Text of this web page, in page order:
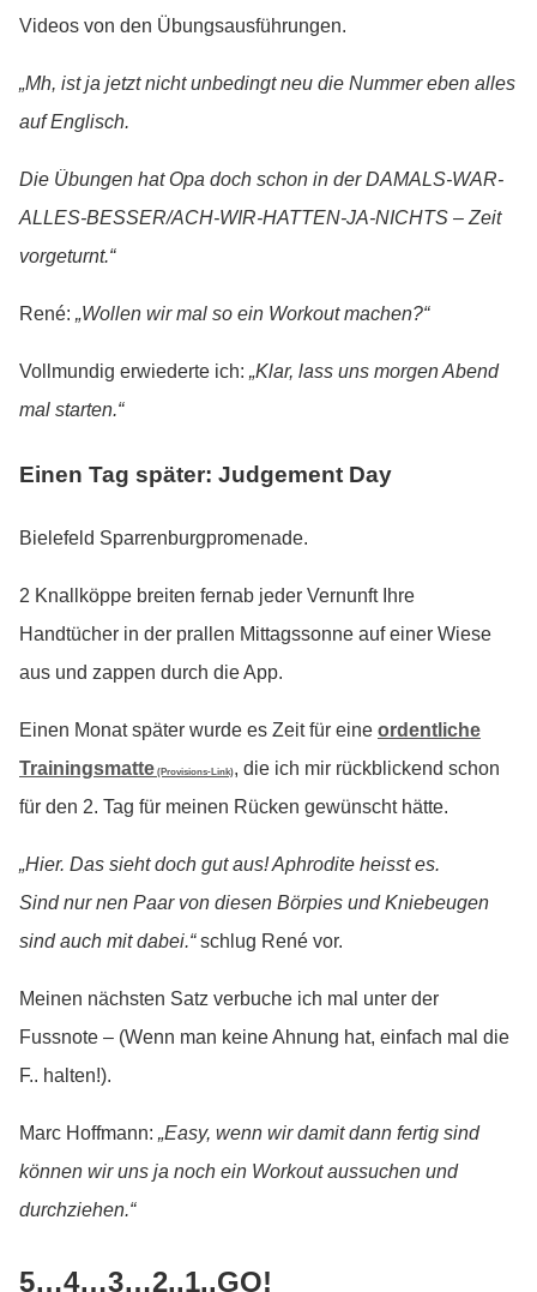
Videos von den Übungsausführungen.
„Mh, ist ja jetzt nicht unbedingt neu die Nummer eben alles
auf Englisch.
Die Übungen hat Opa doch schon in der DAMALS-WAR-
ALLES-BESSER/ACH-WIR-HATTEN-JA-NICHTS – Zeit
vorgeturnt.“
René: „Wollen wir mal so ein Workout machen?“
Vollmundig erwiederte ich: „Klar, lass uns morgen Abend
mal starten.“
Einen Tag später: Judgement Day
Bielefeld Sparrenburgpromenade.
2 Knallköppe breiten fernab jeder Vernunft Ihre
Handtücher in der prallen Mittagssonne auf einer Wiese
aus und zappen durch die App.
Einen Monat später wurde es Zeit für eine ordentliche
Trainingsmatte (Provisions-Link), die ich mir rückblickend schon
für den 2. Tag für meinen Rücken gewünscht hätte.
„Hier. Das sieht doch gut aus! Aphrodite heisst es.
Sind nur nen Paar von diesen Börpies und Kniebeugen
sind auch mit dabei.“schlug René vor.
Meinen nächsten Satz verbuche ich mal unter der
Fussnote – (Wenn man keine Ahnung hat, einfach mal die
F.. halten!).
Marc Hoffmann: „Easy, wenn wir damit dann fertig sind
können wir uns ja noch ein Workout aussuchen und
durchziehen.“
5…4…3…2..1..GO!